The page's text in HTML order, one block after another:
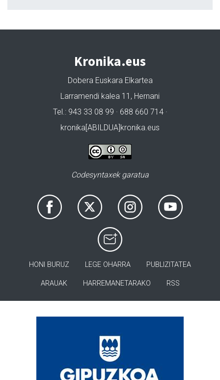
Kronika.eus
Dobera Euskara Elkartea
Larramendi kalea 11, Hernani
Tel.: 943 33 08 99 · 688 660 714 ·
kronika[ABILDUA]kronika.eus
Codesyntaxek garatua
HONI BURUZ LEGE OHARRA PUBLIZITATEA
ARAUAK HARREMANETARAKO RSS